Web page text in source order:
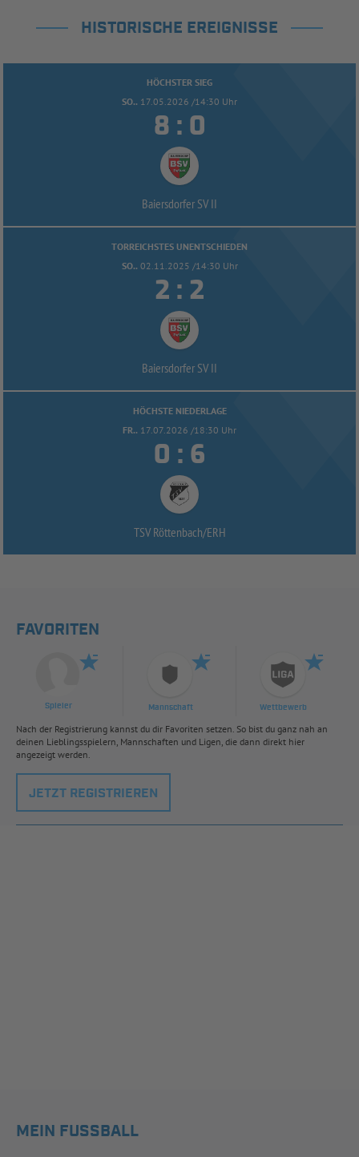
HISTORISCHE EREIGNISSE
HÖCHSTER SIEG
SO.. 17.05.2026 /14:30 Uhr
 : 
Baiersdorfer SV II
TORREICHSTES UNENTSCHIEDEN
SO.. 02.11.2025 /14:30 Uhr
 : 
Baiersdorfer SV II
HÖCHSTE NIEDERLAGE
FR.. 17.07.2026 /18:30 Uhr
 : 
TSV Röttenbach/ERH
FAVORITEN
Spieler Mannschaft Wettbewerb
Nach der Registrierung kannst du dir Favoriten setzen. So bist du ganz nah an
deinen Lieblingsspielern, Mannschaften und Ligen, die dann direkt hier
angezeigt werden.
JETZT REGISTRIEREN
MEIN FUSSBALL